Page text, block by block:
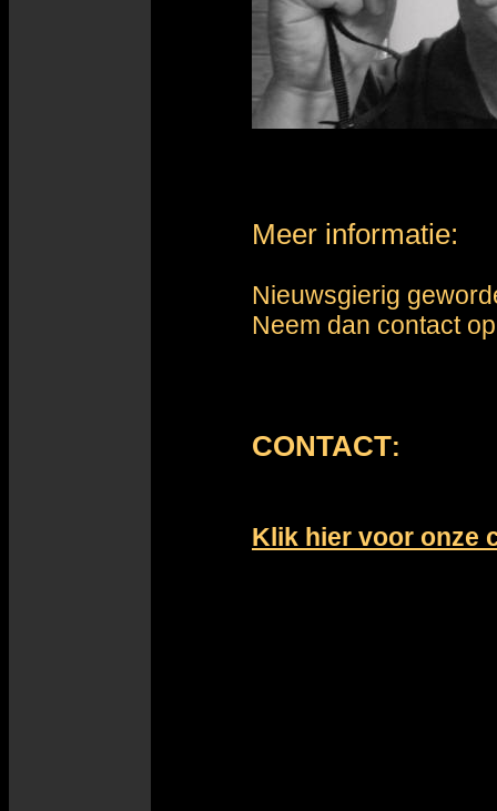
Meer informatie:
Nieuwsgierig
Neem dan contact
CONTACT:
Klik hier voor onze